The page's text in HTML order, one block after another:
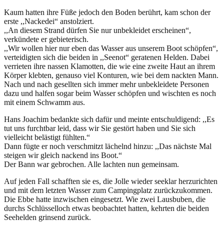
Kaum hatten ihre Füße jedoch den Boden berührt, kam schon der
erste ,,Nackedei“ anstolziert.
,,An diesem Strand dürfen Sie nur unbekleidet erscheinen“,
verkündete er gebieterisch.
,,Wir wollen hier nur eben das Wasser aus unserem Boot schöpfen“,
verteidigten sich die beiden in ,,Seenot“ geratenen Helden. Dabei
verrieten ihre nassen Klamotten, die wie eine zweite Haut an ihrem
Körper klebten, genauso viel Konturen, wie bei dem nackten Mann.
Nach und nach gesellten sich immer mehr unbekleidete Personen
dazu und halfen sogar beim Wasser schöpfen und wischten es noch
mit einem Schwamm aus.
Hans Joachim bedankte sich dafür und meinte entschuldigend: ,,Es
tut uns furchtbar leid, dass wir Sie gestört haben und Sie sich
vielleicht belästigt fühlten.“
Dann fügte er noch verschmitzt lächelnd hinzu: ,,Das nächste Mal
steigen wir gleich nackend ins Boot.“
Der Bann war gebrochen. Alle lachten nun gemeinsam.
Auf jeden Fall schafften sie es, die Jolle wieder seeklar herzurichten
und mit dem letzten Wasser zum Campingplatz zurückzukommen.
Die Ebbe hatte inzwischen eingesetzt. Wie zwei Lausbuben, die
durchs Schlüsselloch etwas beobachtet hatten, kehrten die beiden
Seehelden grinsend zurück.